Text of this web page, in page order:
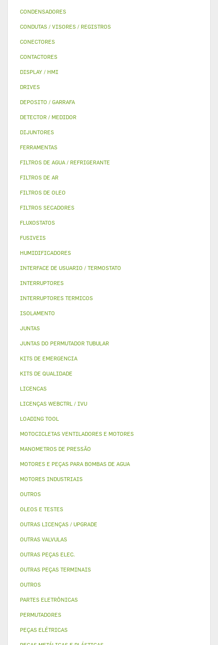
CONDENSADORES
CONDUTAS / VISORES / REGISTROS
CONECTORES
CONTACTORES
DISPLAY / HMI
DRIVES
DEPOSITO / GARRAFA
DETECTOR / MEDIDOR
DIJUNTORES
FERRAMENTAS
FILTROS DE AGUA / REFRIGERANTE
FILTROS DE AR
FILTROS DE OLEO
FILTROS SECADORES
FLUXOSTATOS
FUSIVEIS
HUMIDIFICADORES
INTERFACE DE USUARIO / TERMOSTATO
INTERRUPTORES
INTERRUPTORES TERMICOS
ISOLAMENTO
JUNTAS
JUNTAS DO PERMUTADOR TUBULAR
KITS DE EMERGENCIA
KITS DE QUALIDADE
LICENCAS
LICENÇAS WEBCTRL / IVU
LOADING TOOL
MOTOCICLETAS VENTILADORES E MOTORES
MANOMETROS DE PRESSÃO
MOTORES E PEÇAS PARA BOMBAS DE AGUA
MOTORES INDUSTRIAIS
OUTROS
OLEOS E TESTES
OUTRAS LICENÇAS / UPGRADE
OUTRAS VALVULAS
OUTRAS PEÇAS ELEC.
OUTRAS PEÇAS TERMINAIS
OUTROS
PARTES ELETRÔNICAS
PERMUTADORES
PEÇAS ELÉTRICAS